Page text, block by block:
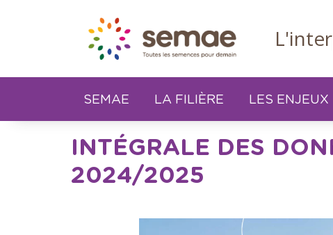
SEMAE LA FILIÈRE LES ENJEUX
INTÉGRALE DES
2024/2025